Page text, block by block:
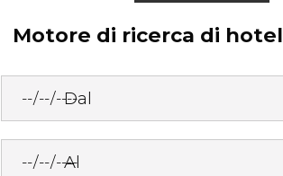
Motore di ricerca di hotel
Dal
Al